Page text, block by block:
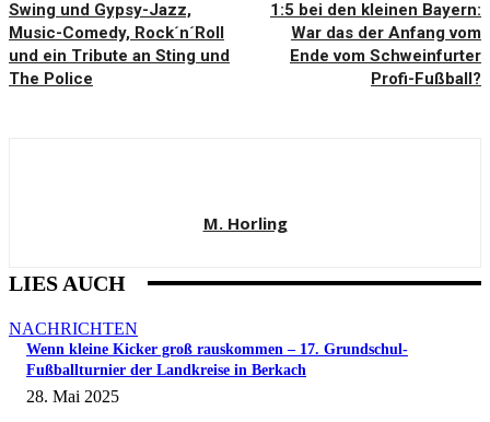
Swing und Gypsy-Jazz,
Music-Comedy, Rock´n´Roll
und ein Tribute an Sting und
The Police
1:5 bei den kleinen Bayern:
War das der Anfang vom
Ende vom Schweinfurter
Profi-Fußball?
M. Horling
LIES AUCH
NACHRICHTEN
Wenn kleine Kicker groß rauskommen – 17. Grundschul-
Fußballturnier der Landkreise in Berkach
28. Mai 2025